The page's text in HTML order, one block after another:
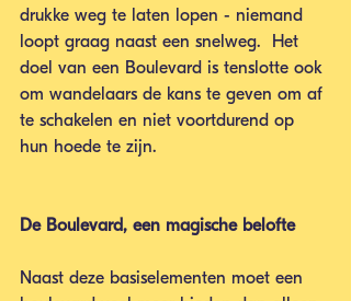
drukke weg te laten lopen - niemand
loopt graag naast een snelweg.  Het
doel van een Boulevard is tenslotte ook
om wandelaars de kans te geven om af
te schakelen en niet voortdurend op
hun hoede te zijn.
De Boulevard, een magische belofte
Naast deze basiselementen moet een